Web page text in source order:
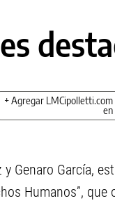
+ Agregar LMCipolletti.com
en
Genaro García,
Humanos”,